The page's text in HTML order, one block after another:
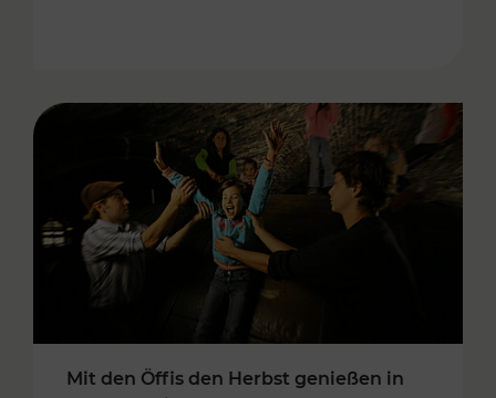
Mit den Öffis den Herbst genießen in